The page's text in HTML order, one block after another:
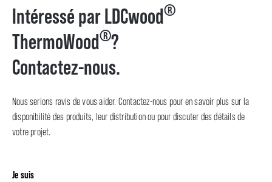
Intéressé par LDCwood®
ThermoWood®?
Contactez-nous.
Nous serions ravis de vous aider. Contactez-nous pour en savoir plus sur la
disponibilité des produits, leur distribution ou pour discuter des détails de
votre projet.
Je suis